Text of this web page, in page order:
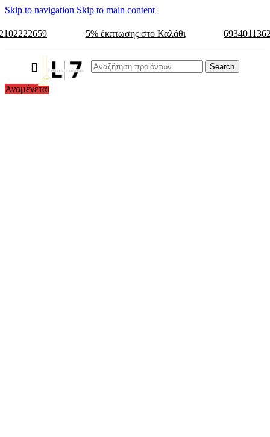
Skip to navigation Skip to main content
5% έκπτωσης στο Καλάθι
Search
Αναμένεται